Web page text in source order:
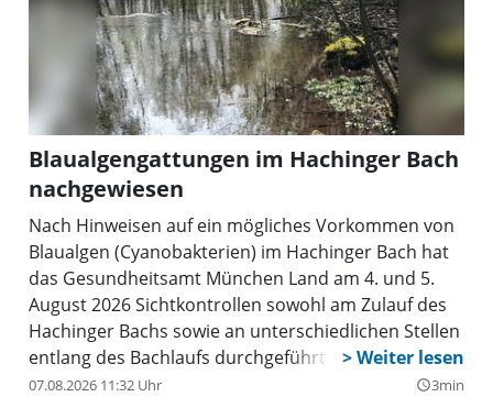
Blaualgengattungen im Hachinger Bach
nachgewiesen
Nach Hinweisen auf ein mögliches Vorkommen von
Blaualgen (Cyanobakterien) im Hachinger Bach hat
das Gesundheitsamt München Land am 4. und 5.
August 2026 Sichtkontrollen sowohl am Zulauf des
Hachinger Bachs sowie an unterschiedlichen Stellen
entlang des Bachlaufs durchgeführt und
Wasserproben genommen. Im Labor konnten
07.08.2026 11:32 Uhr query_builder3min